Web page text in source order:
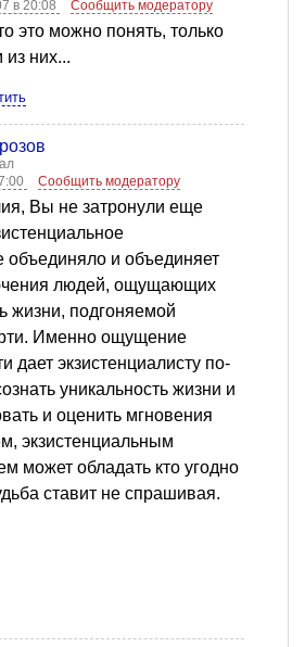
в 20:08 Сообщить модератору
это можно понять, только
из них...
Сообщить модератору
Вы не затронули еще
объединяло и объединяет
людей, ощущающих
жизни, подгоняемой
Именно ощущение
дает экзистенциалисту по-
уникальность жизни и
и оценить мгновения
экзистенциальным
может обладать кто угодно
ставит не спрашивая.